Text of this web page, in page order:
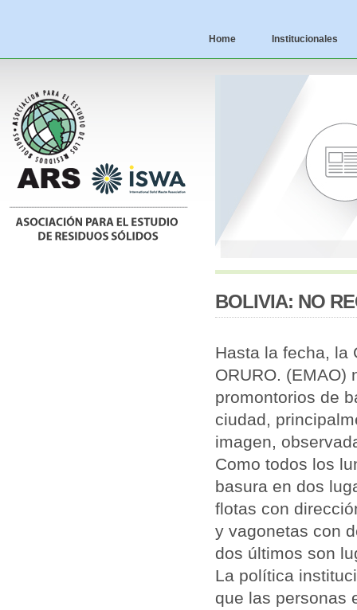
Home Institucionales
BOLIVIA: NO
Hasta la fecha, la
ORURO. (EMAO)
promontorios de
ciudad,
imagen,
Como todos los
basura en dos
flotas con
y vagonetas con
dos últimos son
La política
que las personas